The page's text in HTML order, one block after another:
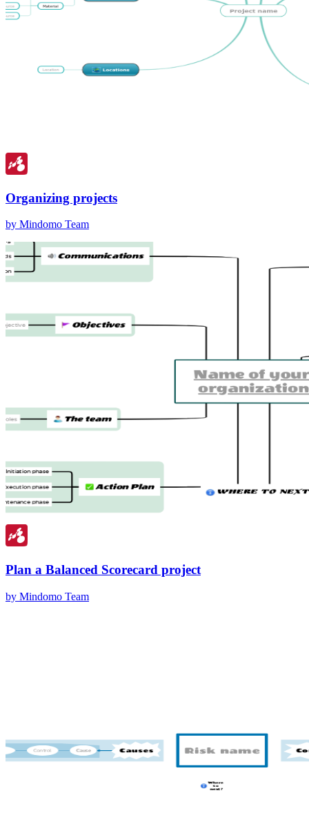
Organizing projects
by Mindomo Team
Plan a Balanced Scorecard project
by Mindomo Team